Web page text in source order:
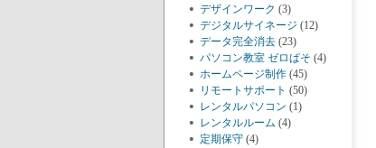
デザインワーク (3)
デジタルサイネージ (12)
データ完全消去 (23)
パソコン教室 ゼロぱそ (4)
ホームページ制作 (45)
リモートサポート (50)
レンタルパソコン (1)
レンタルルーム (4)
定期保守 (4)